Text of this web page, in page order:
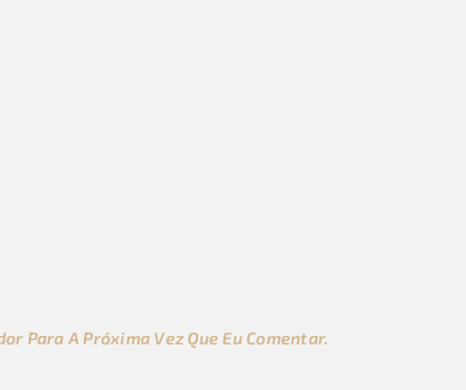
Para A Próxima Vez Que Eu Comentar.